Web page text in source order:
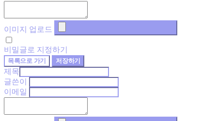
이미지 업로드
비밀글로 지정하기
목록으로 가기 저장하기
제목
글쓴이
이메일